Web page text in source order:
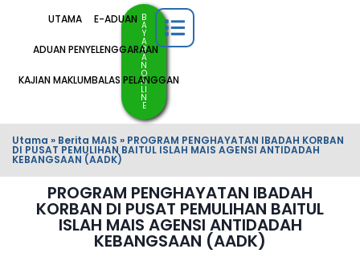
UTAMA E-ADUAN
ADUAN PENYELENGGARAAN
KAJIAN MAKLUMBALAS PELANGGAN
B
A
Y
A
R
A
N
O
N
LI
N
E
Utama » Berita MAIS » PROGRAM PENGHAYATAN IBADAH KORBAN
DI PUSAT PEMULIHAN BAITUL ISLAH MAIS AGENSI ANTIDADAH
KEBANGSAAN (AADK)
PROGRAM PENGHAYATAN IBADAH
KORBAN DI PUSAT PEMULIHAN BAITUL
ISLAH MAIS AGENSI ANTIDADAH
KEBANGSAAN (AADK)